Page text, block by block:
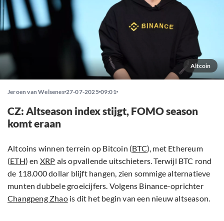
Altcoin
Jeroen van Welsenes 27-07-2025 09:01
CZ: Altseason index stijgt, FOMO season
komt eraan
Altcoins winnen terrein op Bitcoin (BTC), met Ethereum
(ETH) en XRP als opvallende uitschieters. Terwijl BTC rond
de 118.000 dollar blijft hangen, zien sommige alternatieve
munten dubbele groeicijfers. Volgens Binance-oprichter
Changpeng Zhaois dit het begin van een nieuw altseason.